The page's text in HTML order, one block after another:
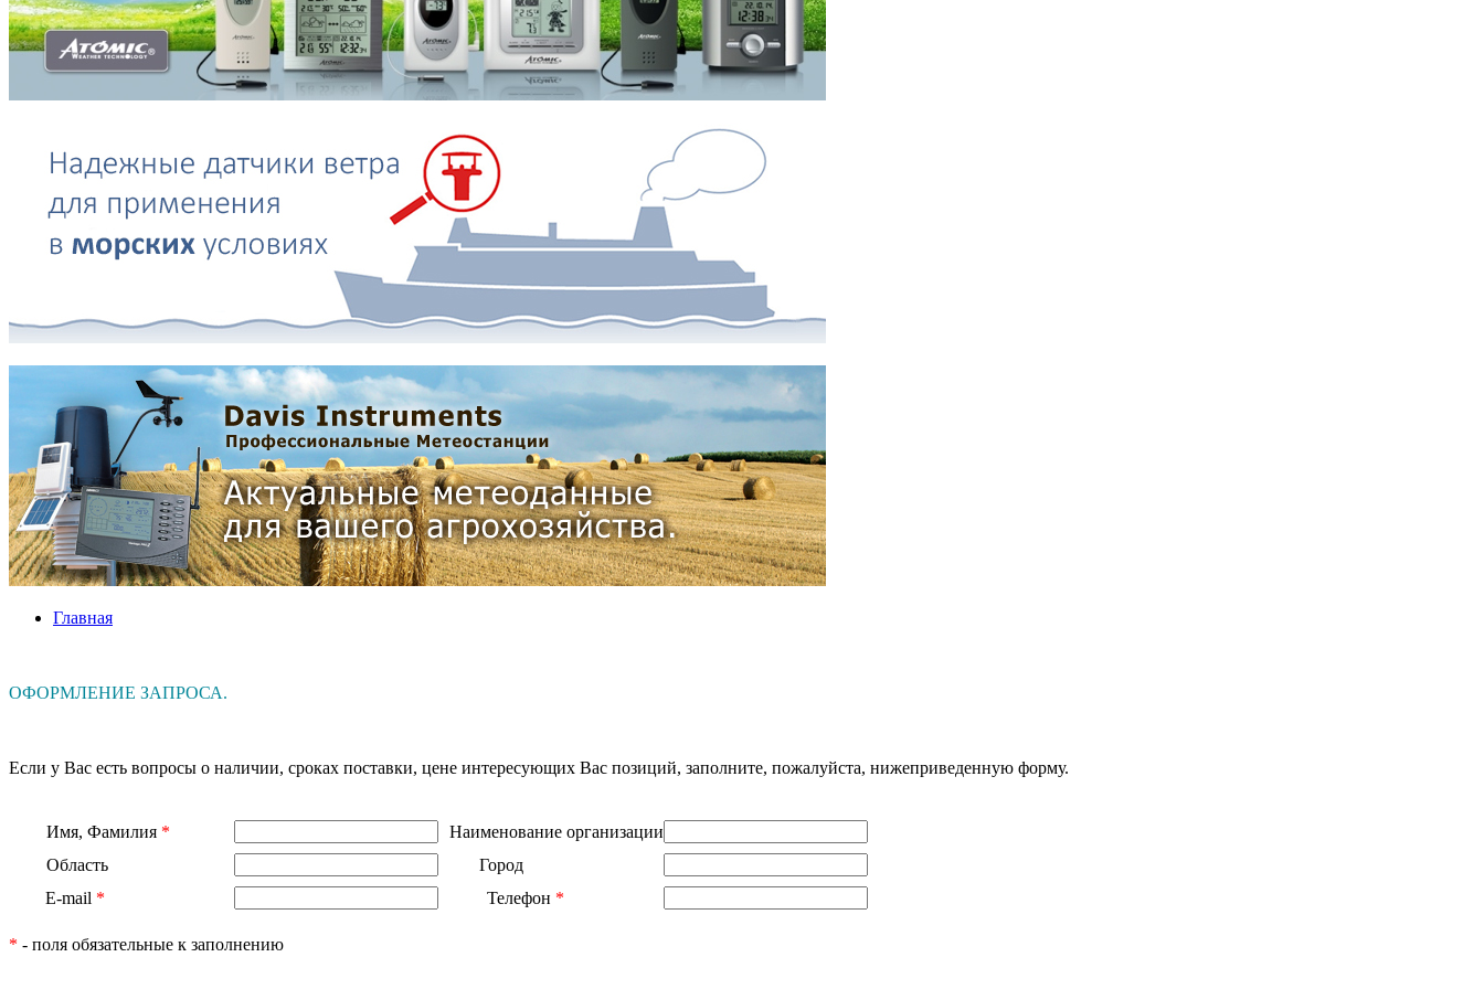
Главная
ОФОРМЛЕНИЕ ЗАПРОСА.
Если у Вас есть вопросы о наличии, сроках поставки, цене интересующих Вас позиций, заполните, пожалуйста, нижеприведенную форму.
Имя, Фамилия *
Область
E-mail *
Наименование организации
Город
Телефон *
* - поля обязательные к заполнению